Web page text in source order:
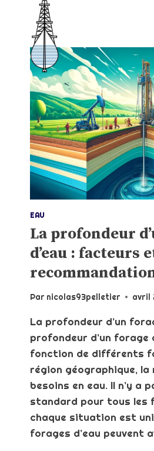
contenu
EAU
La profondeur
d’eau : facteurs
Par nicolas93pelletier avril
La profondeur d’un
profondeur d’un forage
fonction de différents
région géographique,
besoins en eau. Il n’y a
standard pour tous les
chaque situation est
forages d’eau peuvent